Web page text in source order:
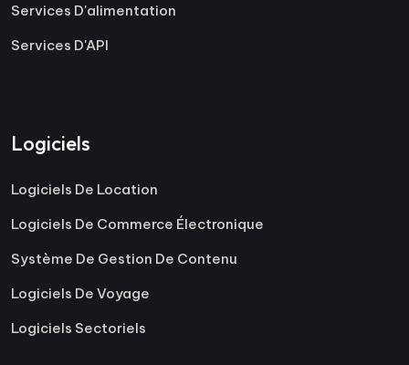
Services D'alimentation
Services D'API
Logiciels
Logiciels De Location
Logiciels De Commerce Électronique
Système De Gestion De Contenu
Logiciels De Voyage
Logiciels Sectoriels